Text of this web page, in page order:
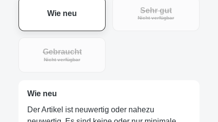
Wie neu Sehr gut
Nicht verfügbar
Gebraucht
Nicht verfügbar
Wie neu
Der Artikel ist neuwertig oder nahezu